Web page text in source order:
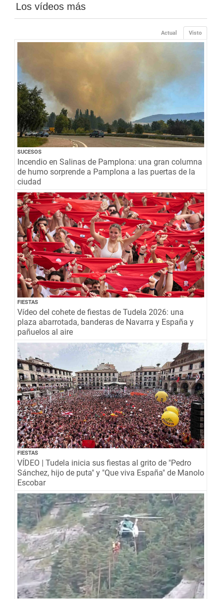
Los vídeos más
Visto
Actual
SUCESOS
Incendio en Salinas de Pamplona: una gran columna
de humo sorprende a Pamplona a las puertas de la
ciudad
FIESTAS
Vídeo del cohete de fiestas de Tudela 2026: una
plaza abarrotada, banderas de Navarra y España y
pañuelos al aire
FIESTAS
VÍDEO | Tudela inicia sus fiestas al grito de "Pedro
Sánchez, hijo de puta" y "Que viva España" de Manolo
Escobar